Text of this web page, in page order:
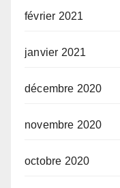
février 2021
janvier 2021
décembre 2020
novembre 2020
octobre 2020